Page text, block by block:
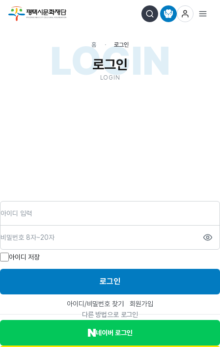
LOGIN
홈 로그인
로그인
LOGIN
아이디 저장
로그인
아이디/비밀번호 찾기
회원가입
다른 방법으로 로그인
네이버 로그인